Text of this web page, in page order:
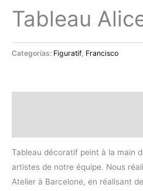
Tableau
Categorías: Figuratif Francisco
Tableau décoratif peint à la main
artistes de notre équipe. Nous
Atelier à Barcelone, en réalisant